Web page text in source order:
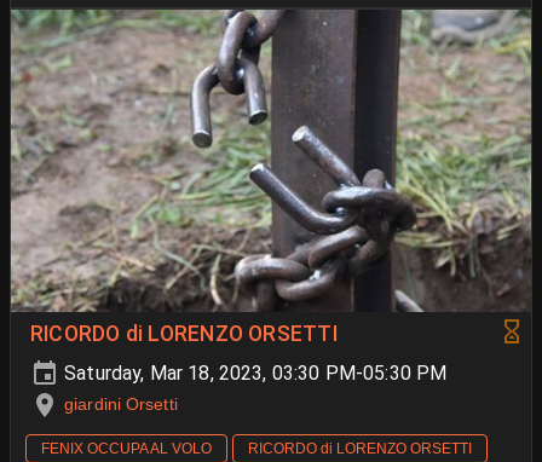
RICORDO di LORENZO ORSETTI
Saturday, Mar 18, 2023, 03:30 PM-05:30 PM
giardini Orsetti
FENIX OCCUPA AL VOLO
RICORDO di LORENZO ORSETTI